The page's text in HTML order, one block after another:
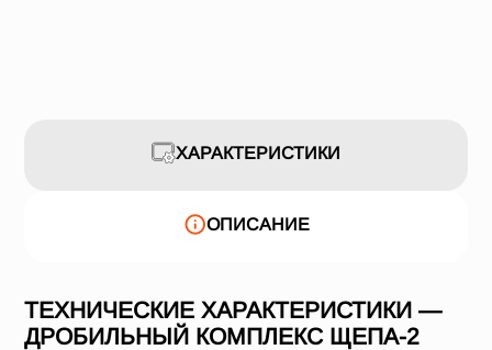
ХАРАКТЕРИСТИКИ
ОПИСАНИЕ
ТЕХНИЧЕСКИЕ ХАРАКТЕРИСТИКИ —
ДРОБИЛЬНЫЙ КОМПЛЕКС ЩЕПА-2